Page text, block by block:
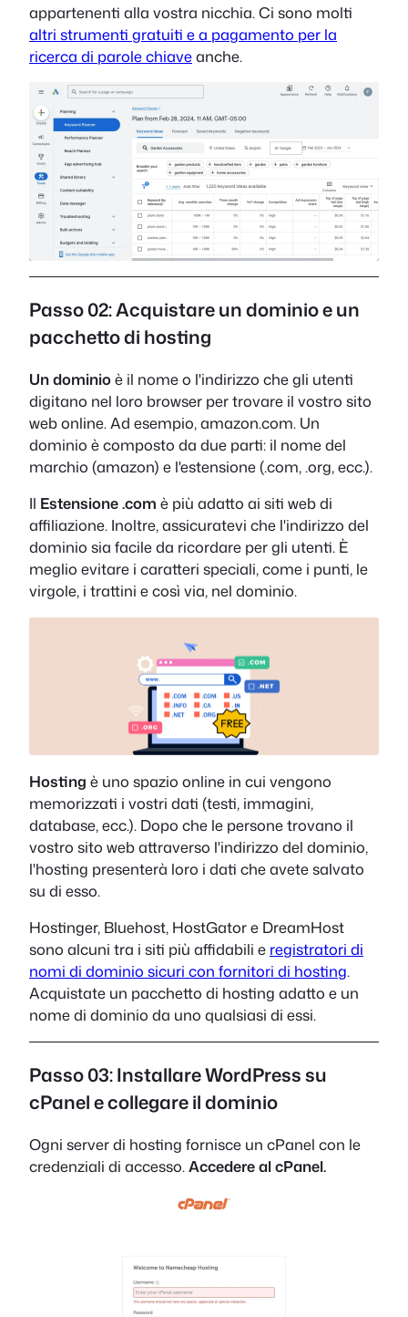
appartenenti alla vostra nicchia. Ci sono molti
altri strumenti gratuiti e a pagamento per la
ricerca di parole chiaveanche.
Passo 02: Acquistare un dominio e un
pacchetto di hosting
Un dominioè il nome o l'indirizzo che gli utenti
digitano nel loro browser per trovare il vostro sito
web online. Ad esempio, amazon.com. Un
dominio è composto da due parti: il nome del
marchio (amazon) e l'estensione (.com, .org, ecc.).
Il Estensione .com è più adatto ai siti web di
affiliazione. Inoltre, assicuratevi che l'indirizzo del
dominio sia facile da ricordare per gli utenti. È
meglio evitare i caratteri speciali, come i punti, le
virgole, i trattini e così via, nel dominio.
Hosting è uno spazio online in cui vengono
memorizzati i vostri dati (testi, immagini,
database, ecc.). Dopo che le persone trovano il
vostro sito web attraverso l'indirizzo del dominio,
l'hosting presenterà loro i dati che avete salvato
su di esso.
Hostinger, Bluehost, HostGator e DreamHost
sono alcuni tra i siti più affidabili e registratori di
nomi di dominio sicuri con fornitori di hosting.
Acquistate un pacchetto di hosting adatto e un
nome di dominio da uno qualsiasi di essi.
Passo 03: Installare WordPress su
cPanel e collegare il dominio
Ogni server di hosting fornisce un cPanel con le
credenziali di accesso.Accedere al cPanel.